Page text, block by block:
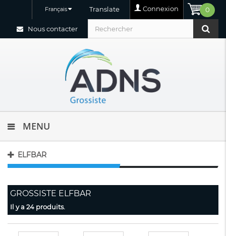
0
Connexion
Translate
Français
Nous contacter
MENU
ELFBAR
GROSSISTE ELFBAR
Il y a 24 produits.